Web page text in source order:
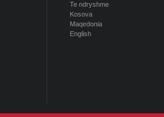
Te ndryshme
Kosova
Maqedonia
English